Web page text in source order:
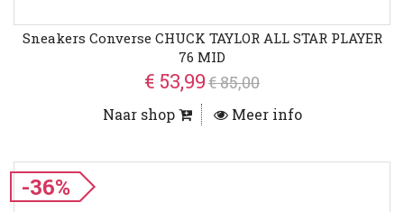
Sneakers Converse CHUCK TAYLOR ALL STAR PLAYER
76 MID
€ 53,99€ 85,00
Naar shop Meer info
-36%